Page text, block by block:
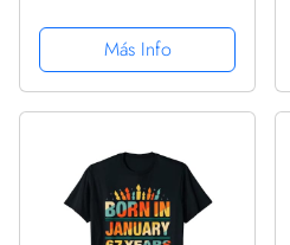
Romántica Mujeres
Camiseta Cuello V
Más Info